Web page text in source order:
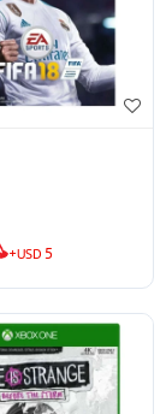
+USD5